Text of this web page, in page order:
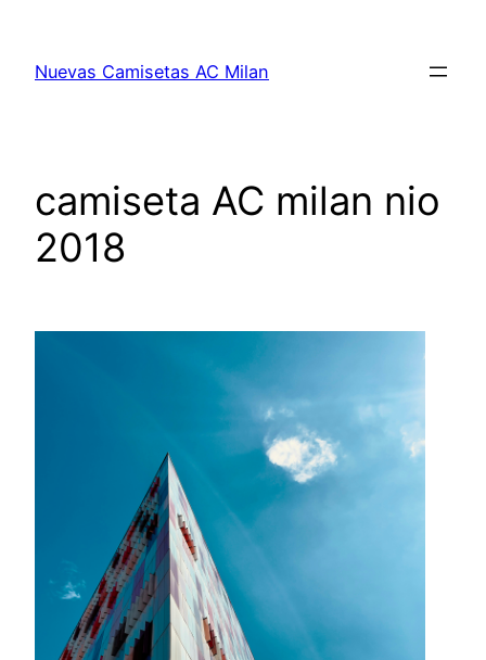
contenido
Nuevas Camisetas AC Milan
camiseta AC milan nio
2018